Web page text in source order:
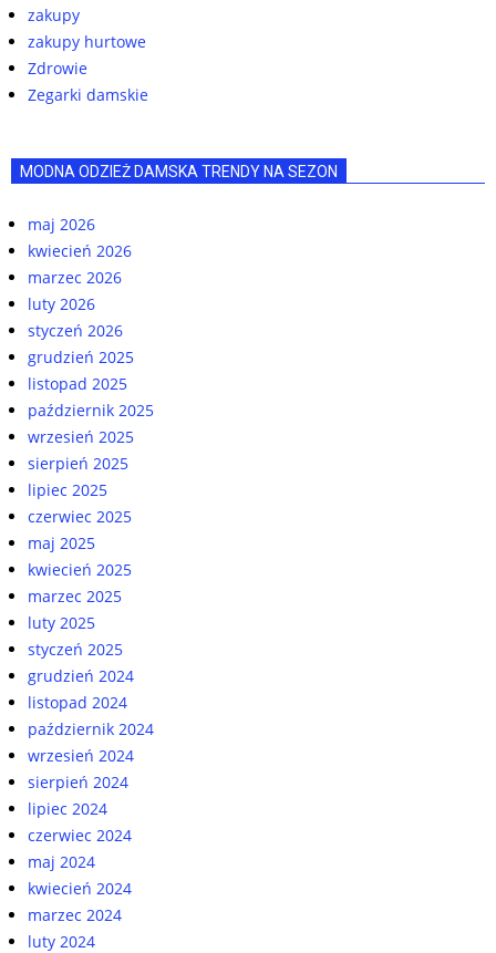
zakupy
zakupy hurtowe
Zdrowie
Zegarki damskie
MODNA ODZIEŻ DAMSKA TRENDY NA SEZON
maj 2026
kwiecień 2026
marzec 2026
luty 2026
styczeń 2026
grudzień 2025
listopad 2025
październik 2025
wrzesień 2025
sierpień 2025
lipiec 2025
czerwiec 2025
maj 2025
kwiecień 2025
marzec 2025
luty 2025
styczeń 2025
grudzień 2024
listopad 2024
październik 2024
wrzesień 2024
sierpień 2024
lipiec 2024
czerwiec 2024
maj 2024
kwiecień 2024
marzec 2024
luty 2024